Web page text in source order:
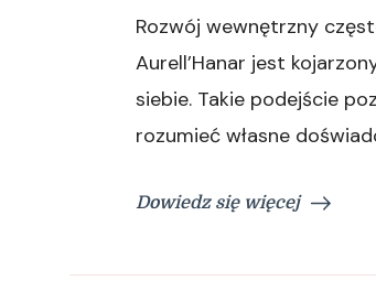
Rozwój wewnętrzny
Aurell’Hanar jest
siebie. Takie podejście
rozumieć własne
Dowiedz się więcej